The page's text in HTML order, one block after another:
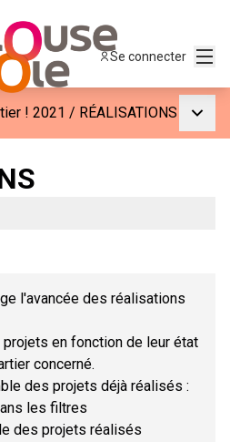
Se connecter
! 2021 / RÉALISATIONS
l'avancée des réalisations
en fonction de leur état
concerné.
des projets déjà réalisés :
les filtres
des projets réalisés